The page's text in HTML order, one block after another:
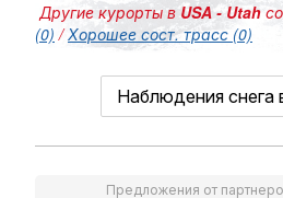
Другие курорты вUSA - Utah
(0) /Хорошее сост. трасс (0)
Наблюдения снега
Предложения от